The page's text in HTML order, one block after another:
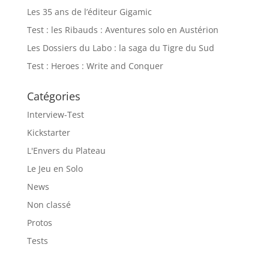
Les 35 ans de l’éditeur Gigamic
Test : les Ribauds : Aventures solo en Austérion
Les Dossiers du Labo : la saga du Tigre du Sud
Test : Heroes : Write and Conquer
Catégories
Interview-Test
Kickstarter
L'Envers du Plateau
Le Jeu en Solo
News
Non classé
Protos
Tests